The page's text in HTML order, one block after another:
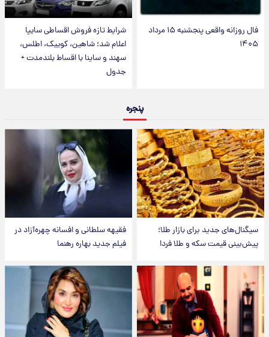
فال روزانه واقعی پنجشنبه ۱۵ مرداد
۱۴۰۵
شرایط تازه فروش اقساطی سایپا
اعلام شد؛ شاهین، کوییک، اطلس،
سهند و ساینا با اقساط بلندمدت +
جدول
پنجره
سیگنال‌های جدید برای بازار طلا؛
پیش‌بینی قیمت سکه و طلا فردا
فقیهه سلطانی و افسانه چهره‌آزاد در
فیلم جدید بهاره رهنما